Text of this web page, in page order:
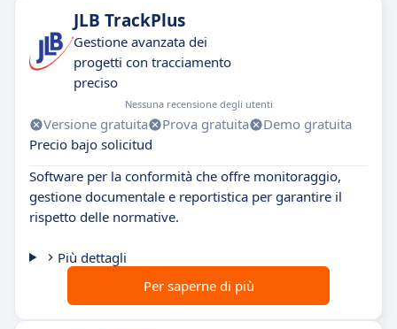
JLB TrackPlus
Gestione avanzata dei
progetti con tracciamento
preciso
Nessuna recensione degli utenti
Versione gratuita Prova gratuita
Demo gratuita
Precio bajo solicitud
Software per la conformità che offre monitoraggio,
gestione documentale e reportistica per garantire il
rispetto delle normative.
Più dettagli
Per saperne di più